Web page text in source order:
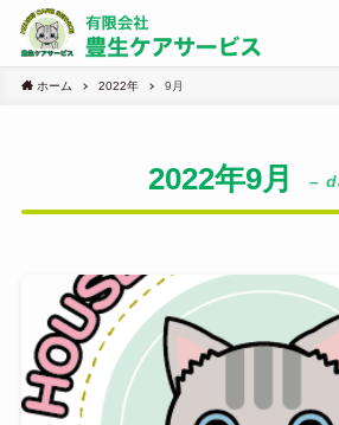
ホーム 2022年 9月
2022年9月 –